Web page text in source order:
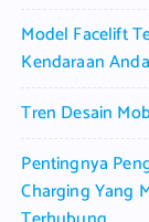
Model Facelift
Kendaraan Anda
Tren Desain
Pentingnya
Charging Yang